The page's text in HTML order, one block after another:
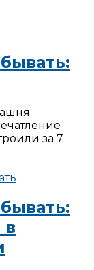
за 7
в